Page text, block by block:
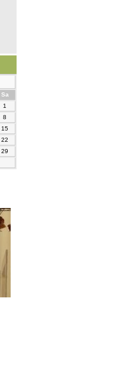
Samstag
1
8
15
22
29